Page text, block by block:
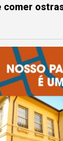
comer